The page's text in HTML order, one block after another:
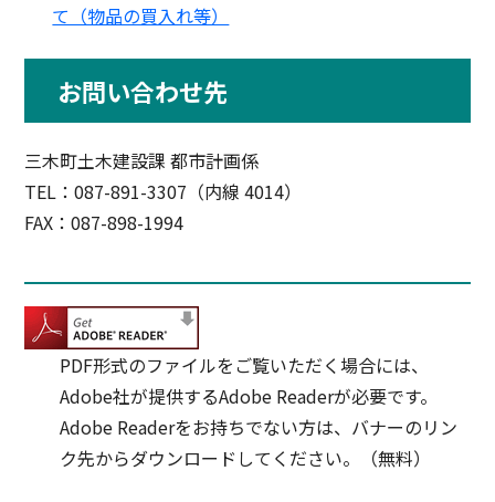
て（物品の買入れ等）
お問い合わせ先
三木町土木建設課 都市計画係
TEL：087-891-3307（内線 4014）
FAX：087-898-1994
PDF形式のファイルをご覧いただく場合には、
Adobe社が提供するAdobe Readerが必要です。
Adobe Readerをお持ちでない方は、バナーのリン
ク先からダウンロードしてください。（無料）